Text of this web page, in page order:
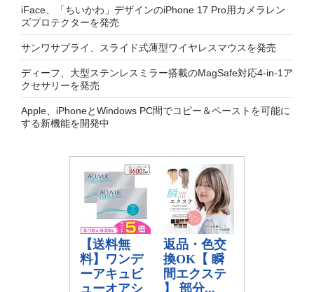
iFace、「ちいかわ」デザインのiPhone 17 Pro用カメラレン
ズプロテクターを発売
サンワサプライ、スライド式薄型ワイヤレスマウスを発売
ディーフ、大型ステンレスミラー搭載のMagSafe対応4-in-1ア
クセサリーを発売
Apple、iPhoneとWindows PC間でコピー＆ペーストを可能に
する新機能を開発中